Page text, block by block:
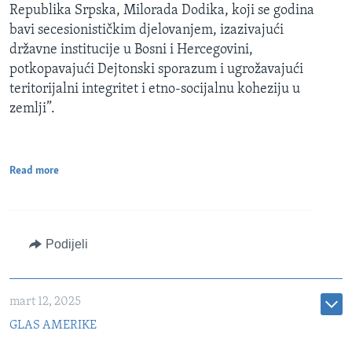
Republika Srpska, Milorada Dodika, koji se godina
bavi secesionističkim djelovanjem, izazivajući
državne institucije u Bosni i Hercegovini,
potkopavajući Dejtonski sporazum i ugrožavajući
teritorijalni integritet i etno-socijalnu koheziju u
zemlji”.
Read more
Podijeli
mart 12, 2025
GLAS AMERIKE